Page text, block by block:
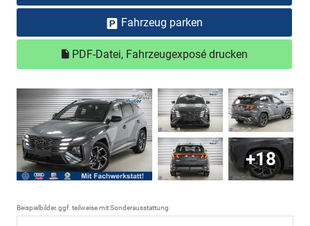
Fahrzeug parken
PDF-Datei, Fahrzeugexposé drucken
+18
Beispielbilder, ggf. teilweise mit Sonderausstattung